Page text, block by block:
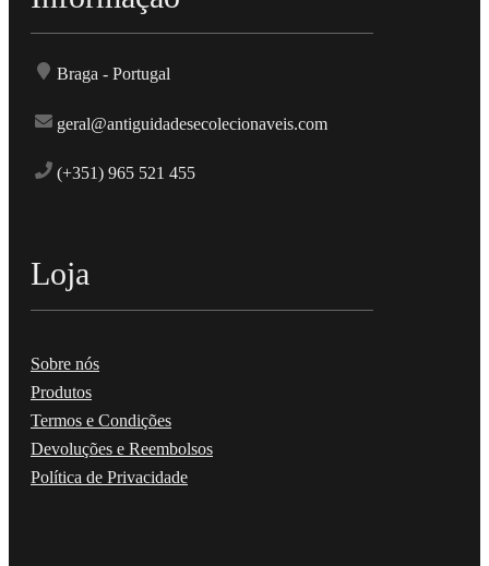
Braga - Portugal
geral@antiguidadesecolecionaveis.com
(+351) 965 521 455
Loja
Sobre nós
Produtos
Termos e Condições
Devoluções e Reembolsos
Política de Privacidade